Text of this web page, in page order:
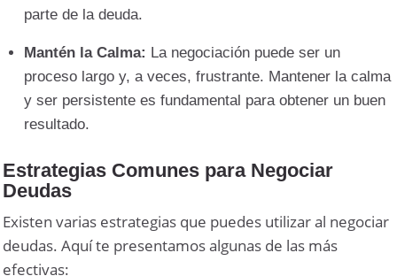
parte de la deuda.
Mantén la Calma: La negociación puede ser un
proceso largo y, a veces, frustrante. Mantener la calma
y ser persistente es fundamental para obtener un buen
resultado.
Estrategias Comunes para Negociar
Deudas
Existen varias estrategias que puedes utilizar al negociar
deudas. Aquí te presentamos algunas de las más
efectivas: